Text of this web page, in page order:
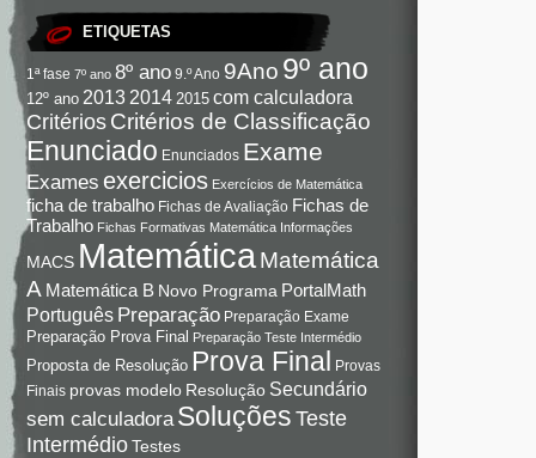
ETIQUETAS
1ª fase 7º ano 8º ano 9.º Ano 9Ano 9º ano
12º ano 2013 2014 2015 com calculadora
Critérios Critérios de Classificação
Enunciado Enunciados Exame
Exames exercicios Exercícios de Matemática
ficha de trabalho Fichas de Avaliação Fichas de
Trabalho Fichas Formativas Matemática Informações
MACS Matemática Matemática
A Matemática B Novo Programa PortalMath
Português Preparação Preparação Exame
Preparação Prova Final Preparação Teste Intermédio
Proposta de Resolução Prova Final Provas
Finais provas modelo Resolução Secundário
sem calculadora Soluções Teste
IntermédioTestes